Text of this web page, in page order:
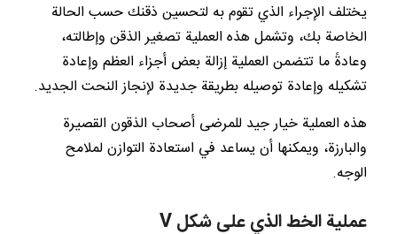
يختلف الإجراء الذي تقوم به لتحسين ذقنك حسب الحالة
الخاصة بك، وتشمل هذه العملية تصغير الذقن وإطالته،
وعادةً ما تتضمن العملية إزالة بعض أجزاء العظم وإعادة
تشكيله وإعادة توصيله بطريقة جديدة لإنجاز النحت الجديد.
هذه العملية خيار جيد للمرضى أصحاب الذقون القصيرة
والبارزة، ويمكنها أن يساعد في استعادة التوازن لملامح
الوجه.
عملية الخط الذي على شكل V